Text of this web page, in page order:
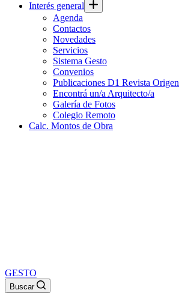
Interés general
Agenda
Contactos
Novedades
Servicios
Sistema Gesto
Convenios
Publicaciones D1 Revista Origen
Encontrá un/a Arquitecto/a
Galería de Fotos
Colegio Remoto
Calc. Montos de Obra
GESTO
Buscar